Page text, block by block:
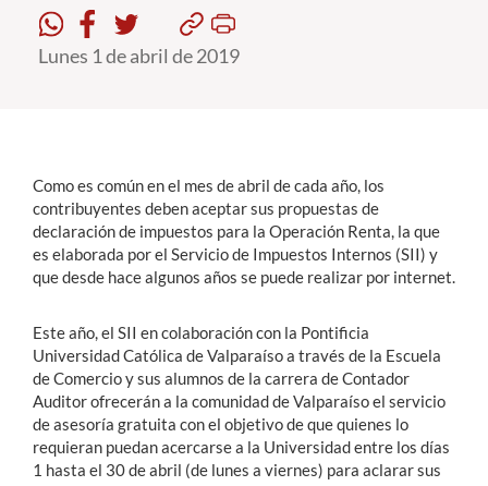
Estudiantes
English
Lunes 1 de abril de 2019
Como es común en el mes de abril de cada año, los
contribuyentes deben aceptar sus propuestas de
declaración de impuestos para la Operación Renta, la que
es elaborada por el Servicio de Impuestos Internos (SII) y
que desde hace algunos años se puede realizar por internet.
Este año, el SII en colaboración con la Pontificia
Universidad Católica de Valparaíso a través de la Escuela
de Comercio y sus alumnos de la carrera de Contador
Auditor ofrecerán a la comunidad de Valparaíso el servicio
de asesoría gratuita con el objetivo de que quienes lo
requieran puedan acercarse a la Universidad entre los días
1 hasta el 30 de abril (de lunes a viernes) para aclarar sus